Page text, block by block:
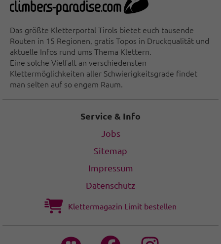
Das größte Kletterportal Tirols bietet euch tausende
Routen in 15 Regionen, gratis Topos in Druckqualität und
aktuelle Infos rund ums Thema Klettern.
Eine solche Vielfalt an verschiedensten
Klettermöglichkeiten aller Schwierigkeitsgrade findet
man selten auf so engem Raum.
Service & Info
Jobs
Sitemap
Impressum
Datenschutz
Klettermagazin Limit bestellen